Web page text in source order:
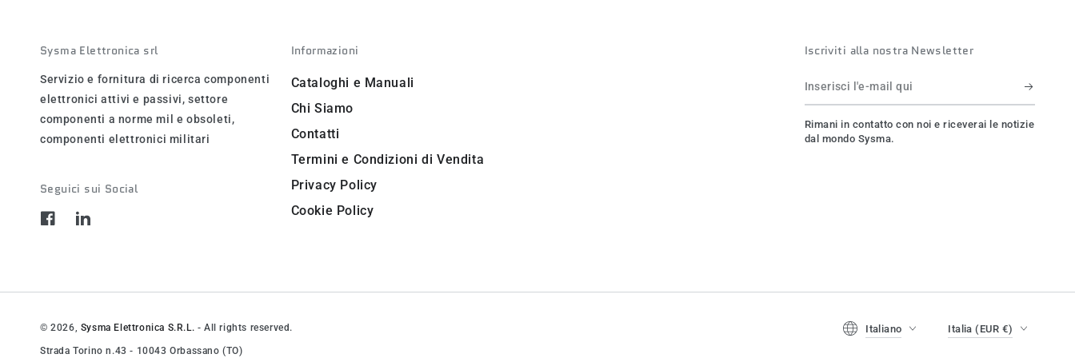
Sysma Elettronica srl
Servizio e fornitura di ricerca componenti
elettronici attivi e passivi, settore
componenti a norme mil e obsoleti,
componenti elettronici militari
Seguici sui Social
FacebookLinkedIn
Informazioni
Cataloghi e Manuali
Chi Siamo
Contatti
Termini e Condizioni di Vendita
Privacy Policy
Cookie Policy
Iscriviti alla nostra Newsletter
Inserisci
l'e-
mail
Rimani in contatto con noi e riceverai le notizie
dal mondo Sysma.
© 2026, Sysma Elettronica S.R.L. - All rights reserved.
Strada Torino n.43 - 10043 Orbassano (TO)
Lingua
Italiano Italia (EUR €)